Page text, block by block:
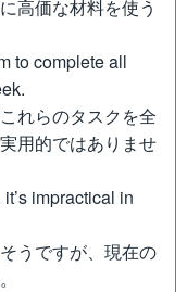
高価な材料を使う
to complete all
れらのタスクを全
用的ではありませ
impractical in
うですが、現在の